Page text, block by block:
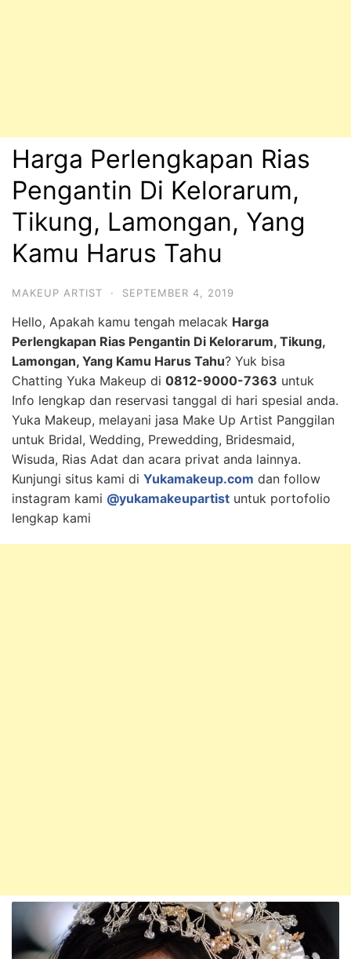
Harga Perlengkapan Rias
Pengantin Di Kelorarum,
Tikung, Lamongan, Yang
Kamu Harus Tahu
MAKEUP ARTIST · SEPTEMBER 4, 2019
Hello, Apakah kamu tengah melacak Harga
Perlengkapan Rias Pengantin Di Kelorarum, Tikung,
Lamongan, Yang Kamu Harus Tahu? Yuk bisa
Chatting Yuka Makeup di 0812-9000-7363 untuk
Info lengkap dan reservasi tanggal di hari spesial anda.
Yuka Makeup, melayani jasa Make Up Artist Panggilan
untuk Bridal, Wedding, Prewedding, Bridesmaid,
Wisuda, Rias Adat dan acara privat anda lainnya.
Kunjungi situs kami di Yukamakeup.com dan follow
instagram kami @yukamakeupartist untuk portofolio
lengkap kami